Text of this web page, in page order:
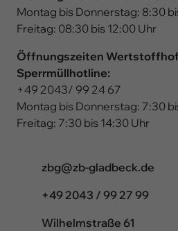
Montag bis Donnerstag: 8:30
Freitag: 08:30 bis 12:00 Uhr
Öffnungszeiten
Sperrmüllhotline:
+49 2043/ 99 24 67
Montag bis Donnerstag: 7:30
Freitag: 7:30 bis 14:30 Uhr
ed.kcebdalg-bz@gbz
+49 2043 / 99 27 99
Wilhelmstraße 61